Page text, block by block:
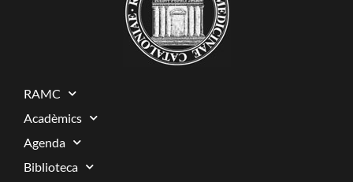
RAMC
Acadèmics
Agenda
Biblioteca